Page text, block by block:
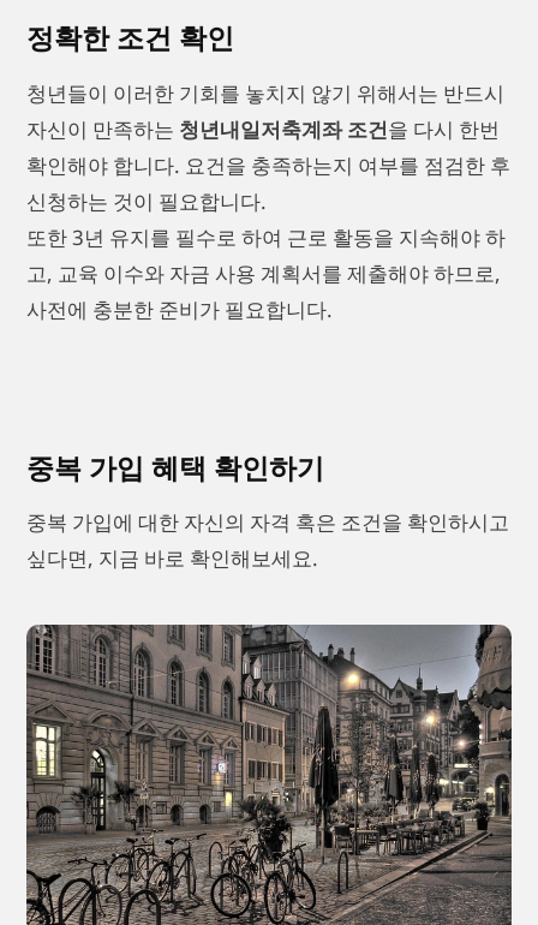
정확한 조건 확인
청년들이 이러한 기회를 놓치지 않기 위해서는 반드시
자신이 만족하는 청년내일저축계좌 조건을 다시 한번
확인해야 합니다. 요건을 충족하는지 여부를 점검한 후
신청하는 것이 필요합니다.
또한 3년 유지를 필수로 하여 근로 활동을 지속해야 하
고, 교육 이수와 자금 사용 계획서를 제출해야 하므로,
사전에 충분한 준비가 필요합니다.
중복 가입 혜택 확인하기
중복 가입에 대한 자신의 자격 혹은 조건을 확인하시고
싶다면, 지금 바로 확인해보세요.